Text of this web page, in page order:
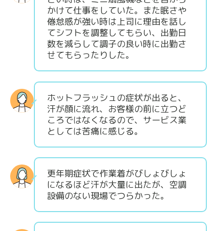
かけて仕事をしていた。また眠さや
倦怠感が強い時は上司に理由を話し
てシフトを調整してもらい、出勤日
数を減らして調子の良い時に出勤さ
せてもらったりした。
ホットフラッシュの症状が出ると、
汗が顔に流れ、お客様の前に立つど
ころではなくなるので、サービス業
としては苦痛に感じる。
更年期症状で作業着がびしょびしょ
になるほど汗が大量に出たが、空調
設備のない現場でつらかった。